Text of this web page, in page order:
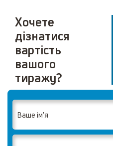
Хочете
дізнатися
вартість
вашого
тиражу?